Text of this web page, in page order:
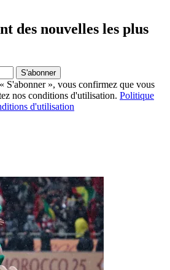
des nouvelles les plus
S'abonner
S'abonner », vous confirmez que vous
nos conditions d'utilisation. Politique
d'utilisation